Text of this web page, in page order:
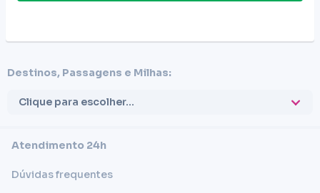
Destinos, Passagens e Milhas:
Clique para escolher...
Atendimento 24h
Dúvidas frequentes